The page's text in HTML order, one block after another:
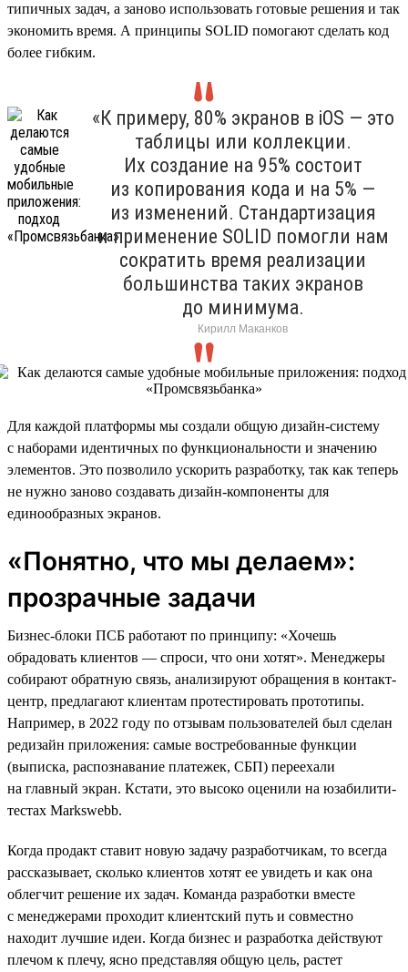
типичных задач, а заново использовать готовые решения и так
экономить время. А принципы SOLID помогают сделать код
более гибким.
«К примеру, 80% экранов в iOS — это
таблицы или коллекции.
Их создание на 95% состоит
из копирования кода и на 5% —
из изменений. Стандартизация
и применение SOLID помогли нам
сократить время реализации
большинства таких экранов
до минимума.
Кирилл Маканков
Для каждой платформы мы создали общую дизайн-систему
с наборами идентичных по функциональности и значению
элементов. Это позволило ускорить разработку, так как теперь
не нужно заново создавать дизайн-компоненты для
единообразных экранов.
«Понятно, что мы делаем»:
прозрачные задачи
Бизнес-блоки ПСБ работают по принципу: «Хочешь
обрадовать клиентов — спроси, что они хотят». Менеджеры
собирают обратную связь, анализируют обращения в контакт-
центр, предлагают клиентам протестировать прототипы.
Например, в 2022 году по отзывам пользователей был сделан
редизайн приложения: самые востребованные функции
(выписка, распознавание платежек, СБП) переехали
на главный экран. Кстати, это высоко оценили на юзабилити-
тестах Markswebb.
Когда продакт ставит новую задачу разработчикам, то всегда
рассказывает, сколько клиентов хотят ее увидеть и как она
облегчит решение их задач. Команда разработки вместе
с менеджерами проходит клиентский путь и совместно
находит лучшие идеи. Когда бизнес и разработка действуют
плечом к плечу, ясно представляя общую цель, растет